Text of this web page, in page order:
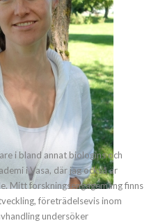
i bland annat biologins och
i Vasa, där jag också är
Mitt forskningsengagemang finns
företrädelsevis inom
undersöker